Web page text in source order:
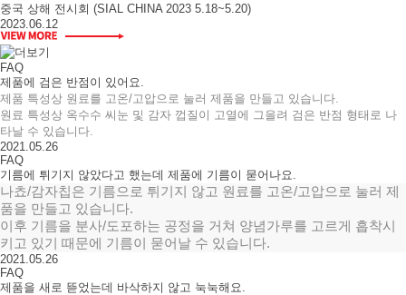
중국 상해 전시회 (SIAL CHINA 2023 5.18~5.20)
2023.06.12
FAQ
제품에 검은 반점이 있어요.
제품 특성상 원료를 고온/고압으로 눌러 제품을 만들고 있습니다.
원료 특성상 옥수수 씨눈 및 감자 껍질이 고열에 그을려 검은 반점 형태로 나
타날 수 있습니다.
2021.05.26
FAQ
기름에 튀기지 않았다고 했는데 제품에 기름이 묻어나요.
나쵸/감자칩은 기름으로 튀기지 않고 원료를 고온/고압으로 눌러 제
품을 만들고 있습니다.
이후 기름을 분사/도포하는 공정을 거쳐 양념가루를 고르게 흡착시
키고 있기 때문에 기름이 묻어날 수 있습니다.
2021.05.26
FAQ
제품을 새로 뜯었는데 바삭하지 않고 눅눅해요.